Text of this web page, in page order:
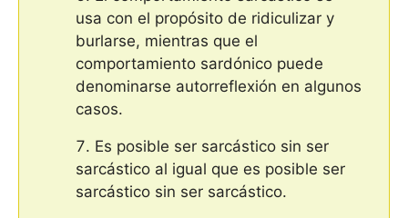
usa con el propósito de ridiculizar y
burlarse, mientras que el
comportamiento sardónico puede
denominarse autorreflexión en algunos
casos.
Es posible ser sarcástico sin ser
sarcástico al igual que es posible ser
sarcástico sin ser sarcástico.